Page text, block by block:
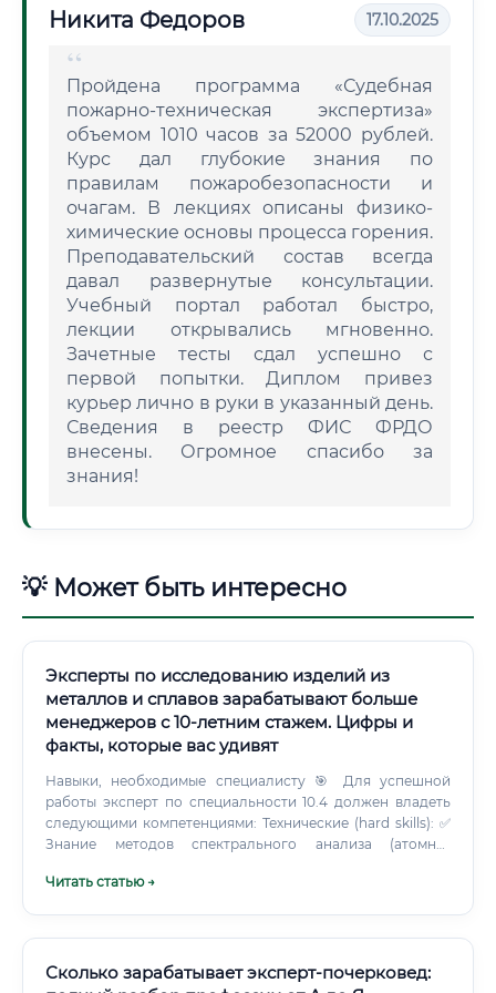
Никита Федоров 17.10.2025
Пройдена программа «Судебная
пожарно-техническая экспертиза»
объемом 1010 часов за 52000 рублей.
Курс дал глубокие знания по
правилам пожаробезопасности и
очагам. В лекциях описаны физико-
химические основы процесса горения.
Преподавательский состав всегда
давал развернутые консультации.
Учебный портал работал быстро,
лекции открывались мгновенно.
Зачетные тесты сдал успешно с
первой попытки. Диплом привез
курьер лично в руки в указанный день.
Сведения в реестр ФИС ФРДО
внесены. Огромное спасибо за
знания!
💡 Может быть интересно
Эксперты по исследованию изделий из
металлов и сплавов зарабатывают больше
менеджеров с 10-летним стажем. Цифры и
факты, которые вас удивят
Навыки, необходимые специалисту 🎯 Для успешной
работы эксперт по специальности 10.4 должен владеть
следующими компетенциями: Технические (hard skills): ✅
Знание методов спектрального анализа (атомно-
✅ Металлографический анализ (работа с микроскопами,
профессиональным лабораторным оборудованием ✅
Читать статью →
Сколько зарабатывает эксперт-почерковед: